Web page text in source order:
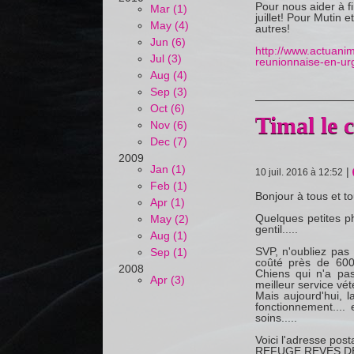
Mar (1)
May (4)
Jun (6)
Jul (3)
Aug (4)
Sep (3)
Oct (6)
Nov (6)
Dec (7)
2009
Jan (1)
Feb (1)
Apr (1)
May (2)
Aug (1)
Sep (1)
2008
Apr (3)
Pour nous aider à
juillet! Pour Mutin
autres!
http://
reunionnaise-en-
Timal le
10 juil. 2016 à 12:52 |
Bonjour à tous et
Quelques petites
gentil.....
SVP, n'oubliez
coûté près de
Chiens qui n'a
meilleur service
Mais aujourd'hui,
soins.....
Voici l'adresse
REFUGE REVES